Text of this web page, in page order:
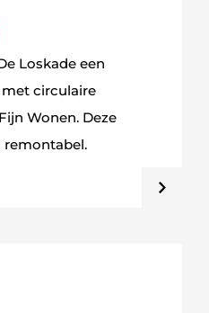
Loskade een
circulaire
Wonen. Deze
remontabel.